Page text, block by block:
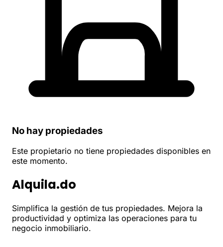
No hay propiedades
Este propietario no tiene propiedades disponibles en
este momento.
Alquila.do
Simplifica la gestión de tus propiedades. Mejora la
productividad y optimiza las operaciones para tu
negocio inmobiliario.